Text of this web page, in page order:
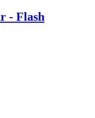
- Flash